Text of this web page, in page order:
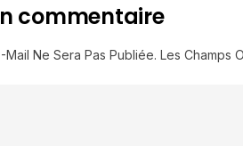
commentaire
Ne Sera Pas Publiée. Les Champs